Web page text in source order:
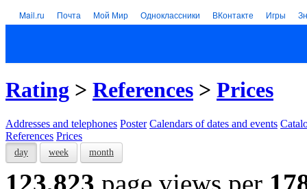
Mail.ru Почта Мой Мир Одноклассники ВКонтакте Игры
Rating > References > Prices
Addresses and telephones Poster Calendars of dates and events
References Prices
day week month
123,823 page views per